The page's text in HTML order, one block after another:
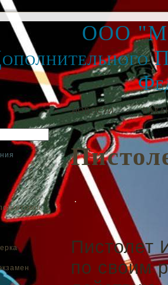
ООО
НОВОСТИ
Пистолет
по своим